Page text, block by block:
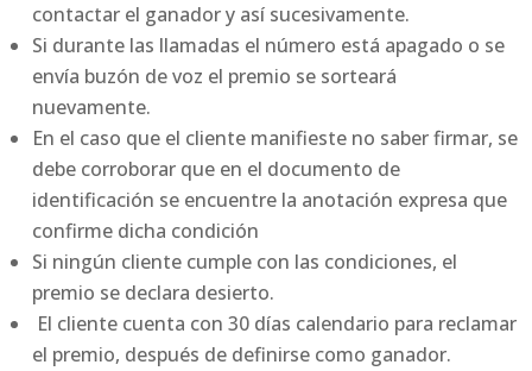
contactar el ganador y así sucesivamente.
Si durante las llamadas el número está apagado o se
envía buzón de voz el premio se sorteará
nuevamente.
En el caso que el cliente manifieste no saber firmar, se
debe corroborar que en el documento de
identificación se encuentre la anotación expresa que
confirme dicha condición
Si ningún cliente cumple con las condiciones, el
premio se declara desierto.
El cliente cuenta con 30 días calendario para reclamar
el premio, después de definirse como ganador.